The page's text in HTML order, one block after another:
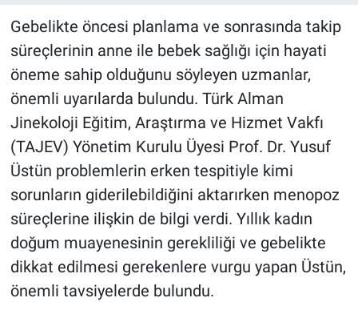
Gebelikte öncesi planlama ve sonrasında takip
süreçlerinin anne ile bebek sağlığı için hayati
öneme sahip olduğunu söyleyen uzmanlar,
önemli uyarılarda bulundu. Türk Alman
Jinekoloji Eğitim, Araştırma ve Hizmet Vakfı
(TAJEV) Yönetim Kurulu Üyesi Prof. Dr. Yusuf
Üstün problemlerin erken tespitiyle kimi
sorunların giderilebildiğini aktarırken menopoz
süreçlerine ilişkin de bilgi verdi. Yıllık kadın
doğum muayenesinin gerekliliği ve gebelikte
dikkat edilmesi gerekenlere vurgu yapan Üstün,
önemli tavsiyelerde bulundu.